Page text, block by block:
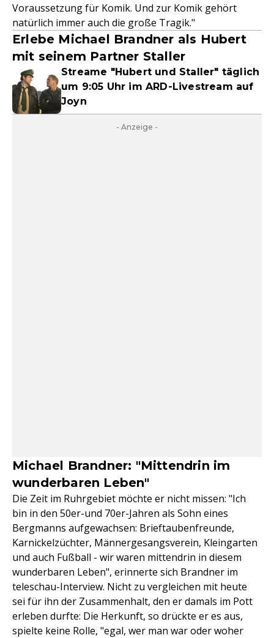
Voraussetzung für Komik. Und zur Komik gehört
natürlich immer auch die große Tragik."
Erlebe Michael Brandner als Hubert
mit seinem Partner Staller
Streame "Hubert und Staller" täglich
um 9:05 Uhr im ARD-Livestream auf
Joyn
- Anzeige -
Michael Brandner: "Mittendrin im
wunderbaren Leben"
Die Zeit im Ruhrgebiet möchte er nicht missen: "Ich
bin in den 50er-und 70er-Jahren als Sohn eines
Bergmanns aufgewachsen: Brieftaubenfreunde,
Karnickelzüchter, Männergesangsverein, Kleingarten
und auch Fußball - wir waren mittendrin in diesem
wunderbaren Leben", erinnerte sich Brandner im
teleschau-Interview. Nicht zu vergleichen mit heute
sei für ihn der Zusammenhalt, den er damals im Pott
erleben durfte: Die Herkunft, so drückte er es aus,
spielte keine Rolle, "egal, wer man war oder woher